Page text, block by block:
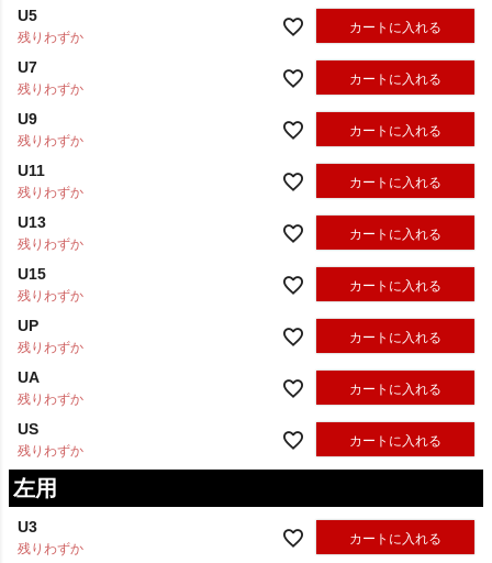
U5
残りわずか
カートに入れる
U7
残りわずか
カートに入れる
U9
残りわずか
カートに入れる
U11
残りわずか
カートに入れる
U13
残りわずか
カートに入れる
U15
残りわずか
カートに入れる
UP
残りわずか
カートに入れる
UA
残りわずか
カートに入れる
US
残りわずか
カートに入れる
左用
U3
残りわずか
カートに入れる